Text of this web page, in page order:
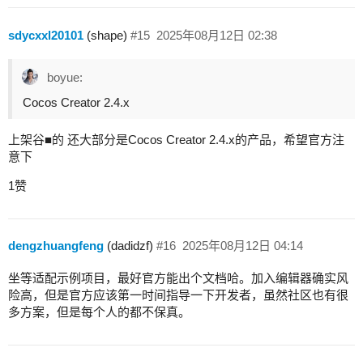
sdycxxl20101 (shape) 2025年08月12日 02:38
#15
boyue:
Cocos Creator 2.4.x
上架谷■的 还大部分是Cocos Creator 2.4.x的产品，希望官方注
意下
1赞
dengzhuangfeng (dadidzf) 2025年08月12日 04:14
#16
坐等适配示例项目，最好官方能出个文档哈。加入编辑器确实风
险高，但是官方应该第一时间指导一下开发者，虽然社区也有很
多方案，但是每个人的都不保真。